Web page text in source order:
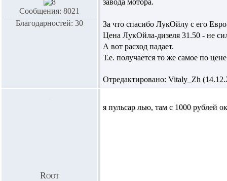
Сообщения: 8021
Благодарностей: 30
завода мотора.
За что спасибо ЛукОйлу с его
Цена ЛукОйла-дизеля 31.50 - не
А вот расход падает.
Т.е. получается то же самое по
Отредактировано: Vitaly_Zh
Root
я пульсар лью, там с 1000 рублей